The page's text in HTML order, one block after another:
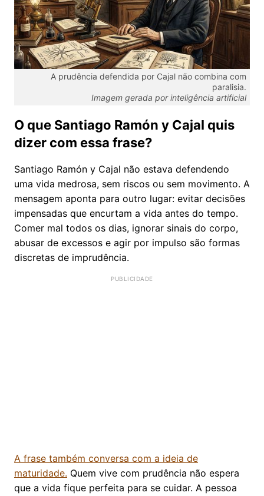
A prudência defendida por Cajal não combina com
paralisia.
Imagem gerada por inteligência artificial
O que Santiago Ramón y Cajal quis
dizer com essa frase?
Santiago Ramón y Cajal não estava defendendo
uma vida medrosa, sem riscos ou sem movimento. A
mensagem aponta para outro lugar: evitar decisões
impensadas que encurtam a vida antes do tempo.
Comer mal todos os dias, ignorar sinais do corpo,
abusar de excessos e agir por impulso são formas
discretas de imprudência.
A frase também conversa com a ideia de
maturidade. Quem vive com prudência não espera
que a vida fique perfeita para se cuidar. A pessoa